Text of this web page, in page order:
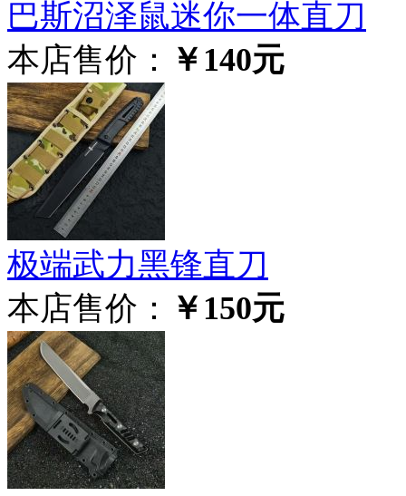
巴斯沼泽鼠迷你一体直刀
本店售价： ￥140元
极‮武端‬力黑锋直刀
本店售价： ￥150元